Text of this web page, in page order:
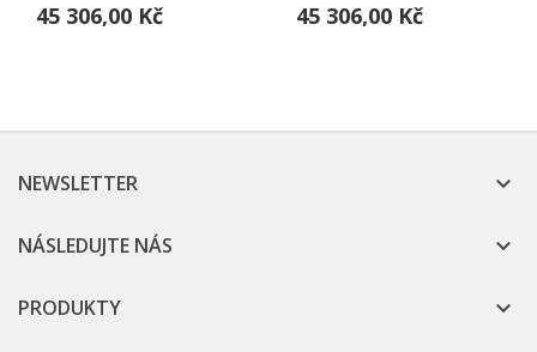
45 306,00 Kč 45 306,00 Kč
NEWSLETTER 
NÁSLEDUJTE NÁS 
PRODUKTY 